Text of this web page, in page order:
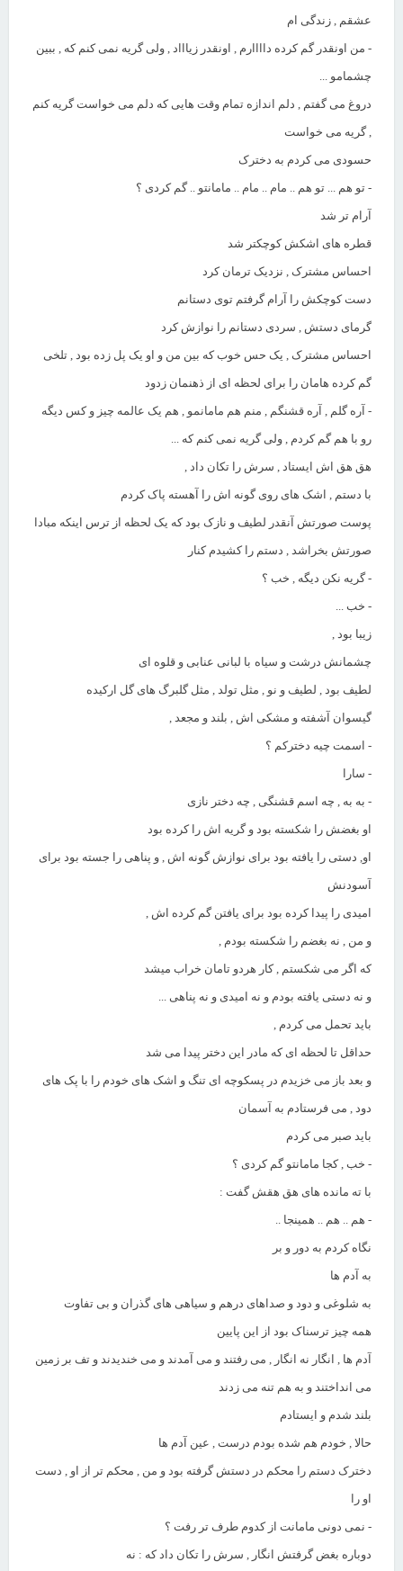
عشقم , زندگی ام
- من اونقدر گم کرده داااارم , اونقدر زیاااد , ولی گریه نمی کنم که , ببین
چشمامو ...
دروغ می گفتم , دلم اندازه تمام وقت هایی که دلم می خواست گریه کنم
, گریه می خواست
حسودی می کردم به دخترک
- تو هم ... تو هم .. مام .. مام .. مامانتو .. گم کردی ؟
آرام تر شد
قطره های اشکش کوچکتر شد
احساس مشترک , نزدیک ترمان کرد
دست کوچکش را آرام گرفتم توی دستانم
گرمای دستش , سردی دستانم را نوازش کرد
احساس مشترک , یک حس خوب که بین من و او یک پل زده بود , تلخی
گم کرده هامان را برای لحظه ای از ذهنمان زدود
- آره گلم , آره قشنگم , منم هم مامانمو , هم یک عالمه چیز و کس دیگه
رو با هم گم کردم , ولی گریه نمی کنم که ...
هق هق اش ایستاد , سرش را تکان داد ,
با دستم , اشک های روی گونه اش را آهسته پاک کردم
پوست صورتش آنقدر لطیف و نازک بود که یک لحظه از ترس اینکه مبادا
صورتش بخراشد , دستم را کشیدم کنار
- گریه نکن دیگه , خب ؟
- خب ...
زیبا بود ,
چشمانش درشت و سیاه با لبانی عنابی و قلوه ای
لطیف بود , لطیف و نو , مثل تولد , مثل گلبرگ های گل ارکیده
گیسوان آشفته و مشکی اش , بلند و مجعد ,
- اسمت چیه دخترکم ؟
- سارا
- به به , چه اسم قشنگی , چه دختر نازی
او بغضش را شکسته بود و گریه اش را کرده بود
او, دستی را یافته بود برای نوازش گونه اش , و پناهی را جسته بود برای
آسودنش
امیدی را پیدا کرده بود برای یافتن گم کرده اش ,
و من , نه بغضم را شکسته بودم ,
که اگر می شکستم , کار هردو تامان خراب میشد
و نه دستی یافته بودم و نه امیدی و نه پناهی ...
باید تحمل می کردم ,
حداقل تا لحظه ای که مادر این دختر پیدا می شد
و بعد باز می خزیدم در پسکوچه ای تنگ و اشک های خودم را با پک های
دود , می فرستادم به آسمان
باید صبر می کردم
- خب , کجا مامانتو گم کردی ؟
با ته مانده های هق هقش گفت :
- هم .. هم .. همینجا ..
نگاه کردم به دور و بر
به آدم ها
به شلوغی و دود و صداهای درهم و سیاهی های گذران و بی تفاوت
همه چیز ترسناک بود از این پایین
آدم ها , انگار نه انگار , می رفتند و می آمدند و می خندیدند و تف بر زمین
می انداختند و به هم تنه می زدند
بلند شدم و ایستادم
حالا , خودم هم شده بودم درست , عین آدم ها
دخترک دستم را محکم در دستش گرفته بود و من , محکم تر از او , دست
او را
- نمی دونی مامانت از کدوم طرف تر رفت ؟
دوباره بغض گرفتش انگار , سرش را تکان داد که : نه